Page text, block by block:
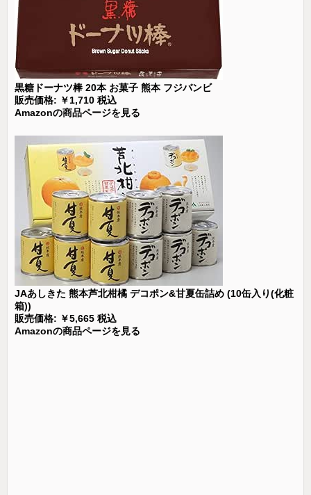
黒糖ドーナツ棒 20本 お菓子 熊本 フジバンビ
販売価格: ￥1,710 税込
Amazonの商品ページを見る
JAあしきた 熊本芦北柑橘 デコポン&甘夏缶詰め (10缶入り(化粧
箱))
販売価格: ￥5,665 税込
Amazonの商品ページを見る